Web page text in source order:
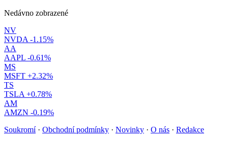
Nedávno zobrazené
NV
NVDA -1.15%
AA
AAPL -0.61%
MS
MSFT +2.32%
TS
TSLA +0.78%
AM
AMZN -0.19%
Soukromí · Obchodní podmínky · Novinky · O nás · Redakce